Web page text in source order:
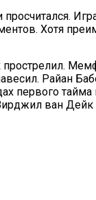
Хотя
прострелил.
Райан
первого
ван